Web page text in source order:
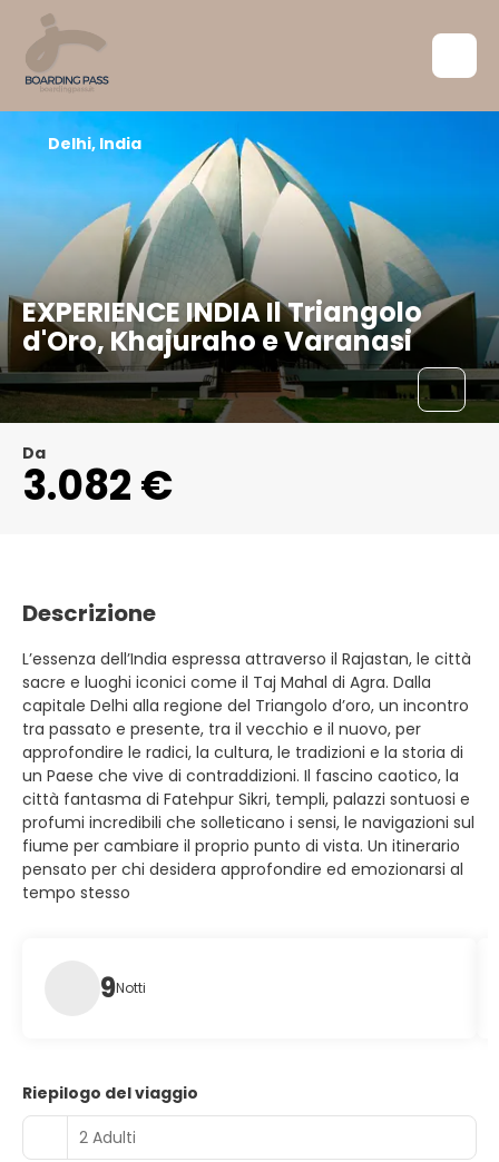
EXPERIENCE INDIA Il Triangolo
d'Oro, Khajuraho e Varanasi
Delhi, India
Da
3.082 €
Descrizione
L’essenza dell’India espressa attraverso il Rajastan, le città
sacre e luoghi iconici come il Taj Mahal di Agra. Dalla
capitale Delhi alla regione del Triangolo d’oro, un incontro
tra passato e presente, tra il vecchio e il nuovo, per
approfondire le radici, la cultura, le tradizioni e la storia di
un Paese che vive di contraddizioni. Il fascino caotico, la
città fantasma di Fatehpur Sikri, templi, palazzi sontuosi e
profumi incredibili che solleticano i sensi, le navigazioni sul
fiume per cambiare il proprio punto di vista. Un itinerario
pensato per chi desidera approfondire ed emozionarsi al
tempo stesso
9Notti
Riepilogo del viaggio
2 Adulti